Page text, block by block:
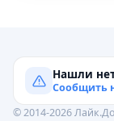
Нашли
Сообщить
© 2014-2026